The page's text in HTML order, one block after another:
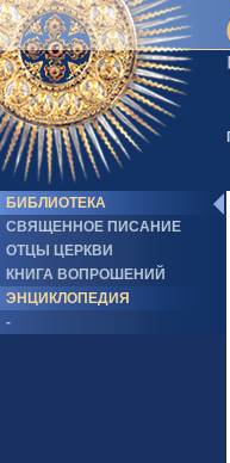
БИБЛИОТЕКА
СВЯЩЕННОЕ ПИСАНИЕ
ОТЦЫ ЦЕРКВИ
КНИГА ВОПРОШЕНИЙ
ЭНЦИКЛОПЕДИЯ
-